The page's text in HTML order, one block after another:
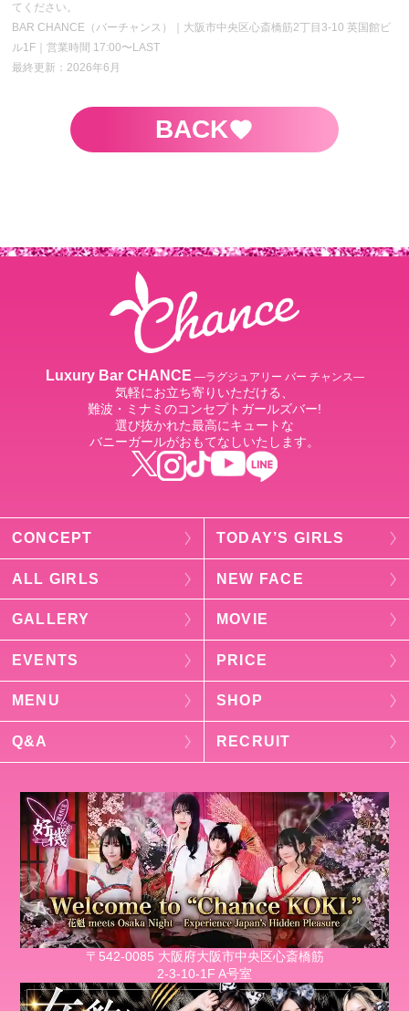
てください。
BAR CHANCE（バーチャンス）｜大阪市中央区心斎橋筋2丁目3-10 英国館ビ
ル1F｜営業時間 17:00〜LAST
最終更新：2026年6月
BACK
Luxury Bar CHANCE ―ラグジュアリー バー チャンス―
気軽にお立ち寄りいただける、
難波・ミナミのコンセプトガールズバー!
選び抜かれた最高にキュートな
バニーガールがおもてなしいたします。
CONCEPT TODAY’S GIRLS
ALL GIRLS NEW FACE
GALLERY MOVIE
EVENTS PRICE
MENU SHOP
Q&A RECRUIT
〒542-0085 大阪府大阪市中央区心斎橋筋
2-3-10-1F A号室